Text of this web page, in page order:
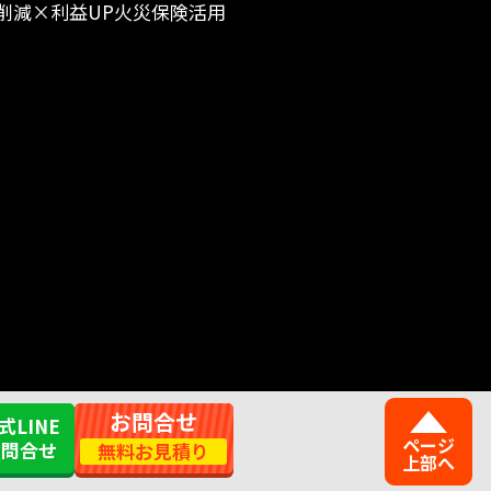
減×利益UP火災保険活用
LINE
合せ
お問合せ
無料お見積り ページ
上部へ